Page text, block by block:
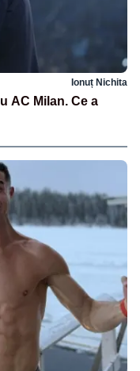
Ionuț Nichita
AC Milan. Ce a